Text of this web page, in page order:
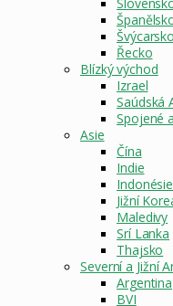
Švýcarsko
Řecko
Blízký východ
Izrael
Saúdská
Spojené
Asie
Čína
Indie
Indonésie
Jižní
Maledivy
Srí Lanka
Thajsko
Severní a Jižní
Argentina
BVI